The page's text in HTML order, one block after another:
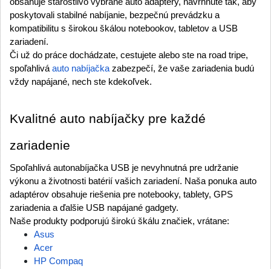
obsahuje starostlivo vybrané auto adaptéry, navrhnuté tak, aby
poskytovali stabilné nabíjanie, bezpečnú prevádzku a
kompatibilitu s širokou škálou notebookov, tabletov a USB
zariadení.
Či už do práce dochádzate, cestujete alebo ste na road tripe,
spoľahlivá auto nabíjačka zabezpečí, že vaše zariadenia budú
vždy napájané, nech ste kdekoľvek.
Kvalitné auto nabíjačky pre každé
zariadenie
Spoľahlivá autonabíjačka USB je nevyhnutná pre udržanie
výkonu a životnosti batérií vašich zariadení. Naša ponuka auto
adaptérov obsahuje riešenia pre notebooky, tablety, GPS
zariadenia a ďalšie USB napájané gadgety.
Naše produkty podporujú širokú škálu značiek, vrátane:
Asus
Acer
HP Compaq